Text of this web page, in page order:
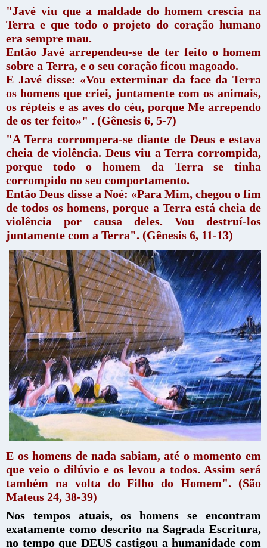
"Javé viu que a maldade do homem crescia na
Terra e que todo o projeto do coração humano
era sempre mau.
Então Javé arrependeu-se de ter feito o homem
sobre a Terra, e o seu coração ficou magoado.
E Javé disse: «Vou exterminar da face da Terra
os homens que criei, juntamente com os animais,
os répteis e as aves do céu, porque Me arrependo
de os ter feito»" . (Gênesis 6, 5-7)
"A Terra corrompera-se diante de Deus e estava
cheia de violência. Deus viu a Terra corrompida,
porque todo o homem da Terra se tinha
corrompido no seu comportamento.
Então Deus disse a Noé: «Para Mim, chegou o fim
de todos os homens, porque a Terra está cheia de
violência por causa deles. Vou destruí-los
juntamente com a Terra". (Gênesis 6, 11-13)
E os homens de nada sabiam, até o momento em
que veio o dilúvio e os levou a todos. Assim será
também na volta do Filho do Homem". (São
Mateus 24, 38-39)
Nos tempos atuais, os homens se encontram
exatamente como descrito na Sagrada Escritura,
no tempo que DEUS castigou a humanidade com